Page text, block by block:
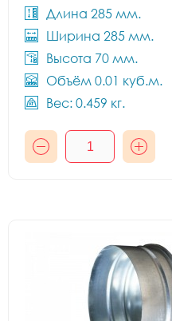
Длина 285 мм.
Ширина 285 мм.
Высота 70 мм.
Объём 0.01 куб.м.
Вес: 0.459 кг.